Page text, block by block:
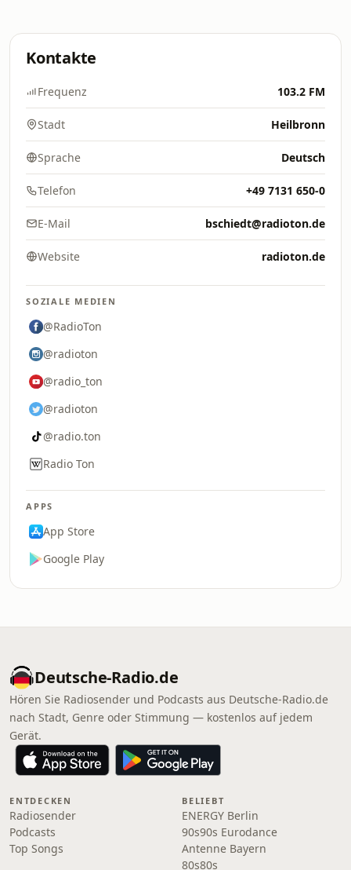
Kontakte
Frequenz 103.2 FM
Stadt Heilbronn
Sprache Deutsch
Telefon +49 7131 650-0
E-Mail bschiedt@radioton.de
Website radioton.de
SOZIALE MEDIEN
@RadioTon
@radioton
@radio_ton
@radioton
@radio.ton
Radio Ton
APPS
App Store
Google Play
Deutsche-Radio.de
Hören Sie Radiosender und Podcasts aus Deutsche-Radio.de
nach Stadt, Genre oder Stimmung — kostenlos auf jedem
Gerät.
ENTDECKEN
Radiosender
Podcasts
Top Songs
BELIEBT
ENERGY Berlin
90s90s Eurodance
Antenne Bayern
80s80s